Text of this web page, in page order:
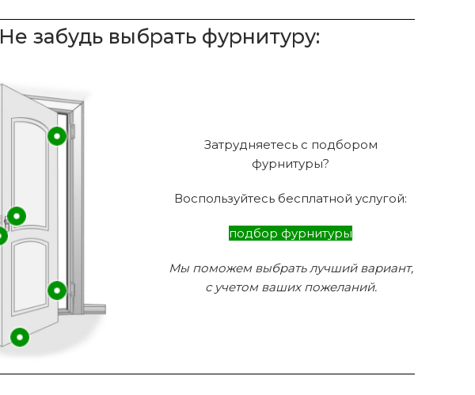
Не забудь выбрать фурнитуру:
Затрудняетесь с подбором
фурнитуры?
Воспользуйтесь бесплатной услугой:
подбор фурнитуры
Мы поможем выбрать лучший вариант,
с учетом ваших пожеланий.